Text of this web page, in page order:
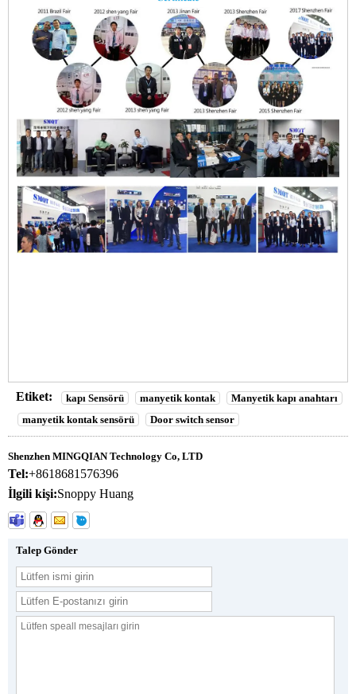
Etiket: kapı Sensörü manyetik kontak
Manyetik kapı anahtarı
manyetik kontak sensörü
Door switch sensor
Shenzhen MINGQIAN Technology Co, LTD
Tel:+8618681576396
İlgili kişi:Snoppy Huang
Talep Gönder